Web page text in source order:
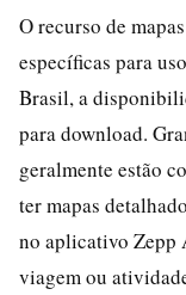
O recurso de
específicas para
Brasil, a
para download.
geralmente estão
ter mapas
no aplicativo Zepp
viagem ou